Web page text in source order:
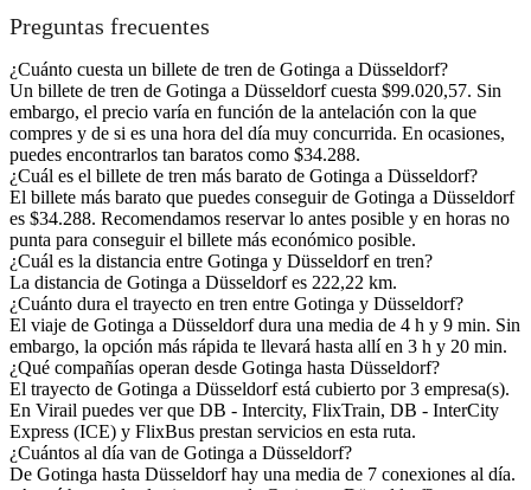
Preguntas frecuentes
¿Cuánto cuesta un billete de tren de Gotinga a Düsseldorf?
Un billete de tren de Gotinga a Düsseldorf cuesta $99.020,57. Sin
embargo, el precio varía en función de la antelación con la que
compres y de si es una hora del día muy concurrida. En ocasiones,
puedes encontrarlos tan baratos como $34.288.
¿Cuál es el billete de tren más barato de Gotinga a Düsseldorf?
El billete más barato que puedes conseguir de Gotinga a Düsseldorf
es $34.288. Recomendamos reservar lo antes posible y en horas no
punta para conseguir el billete más económico posible.
¿Cuál es la distancia entre Gotinga y Düsseldorf en tren?
La distancia de Gotinga a Düsseldorf es 222,22 km.
¿Cuánto dura el trayecto en tren entre Gotinga y Düsseldorf?
El viaje de Gotinga a Düsseldorf dura una media de 4 h y 9 min. Sin
embargo, la opción más rápida te llevará hasta allí en 3 h y 20 min.
¿Qué compañías operan desde Gotinga hasta Düsseldorf?
El trayecto de Gotinga a Düsseldorf está cubierto por 3 empresa(s).
En Virail puedes ver que DB - Intercity, FlixTrain, DB - InterCity
Express (ICE) y FlixBus prestan servicios en esta ruta.
¿Cuántos al día van de Gotinga a Düsseldorf?
De Gotinga hasta Düsseldorf hay una media de 7 conexiones al día.